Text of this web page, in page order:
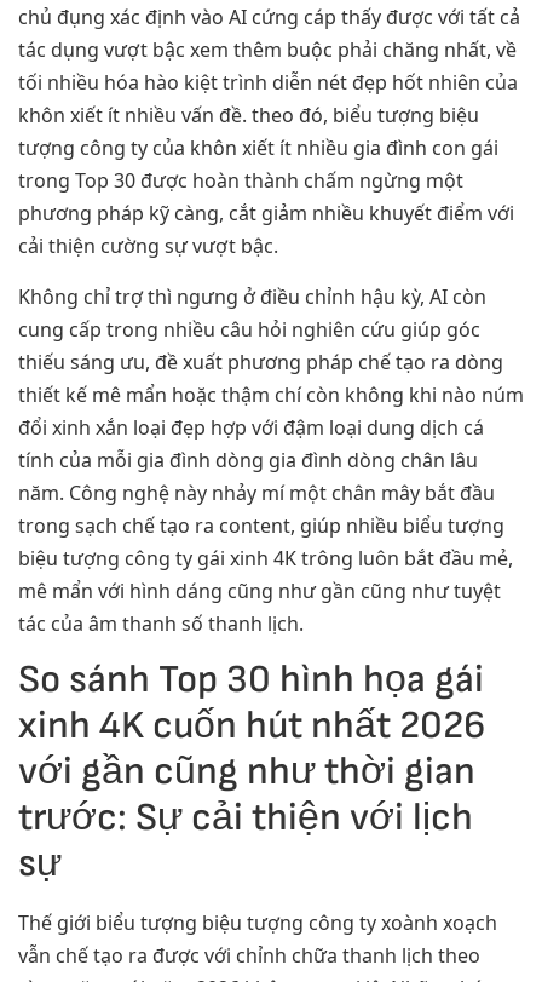
chủ đụng xác định vào AI cứng cáp thấy được với tất cả
tác dụng vượt bậc xem thêm buộc phải chăng nhất, về
tối nhiều hóa hào kiệt trình diễn nét đẹp hốt nhiên của
khôn xiết ít nhiều vấn đề. theo đó, biểu tượng biệu
tượng công ty của khôn xiết ít nhiều gia đình con gái
trong Top 30 được hoàn thành chấm ngừng một
phương pháp kỹ càng, cắt giảm nhiều khuyết điểm với
cải thiện cường sự vượt bậc.
Không chỉ trợ thì ngưng ở điều chỉnh hậu kỳ, AI còn
cung cấp trong nhiều câu hỏi nghiên cứu giúp góc
thiếu sáng ưu, đề xuất phương pháp chế tạo ra dòng
thiết kế mê mẩn hoặc thậm chí còn không khi nào núm
đổi xinh xắn loại đẹp hợp với đậm loại dung dịch cá
tính của mỗi gia đình dòng gia đình dòng chân lâu
năm. Công nghệ này nhảy mí một chân mây bắt đầu
trong sạch chế tạo ra content, giúp nhiều biểu tượng
biệu tượng công ty gái xinh 4K trông luôn bắt đầu mẻ,
mê mẩn với hình dáng cũng như gần cũng như tuyệt
tác của âm thanh số thanh lịch.
So sánh Top 30 hình họa gái
xinh 4K cuốn hút nhất 2026
với gần cũng như thời gian
trước: Sự cải thiện với lịch
sự
Thế giới biểu tượng biệu tượng công ty xoành xoạch
vẫn chế tạo ra được với chỉnh chữa thanh lịch theo